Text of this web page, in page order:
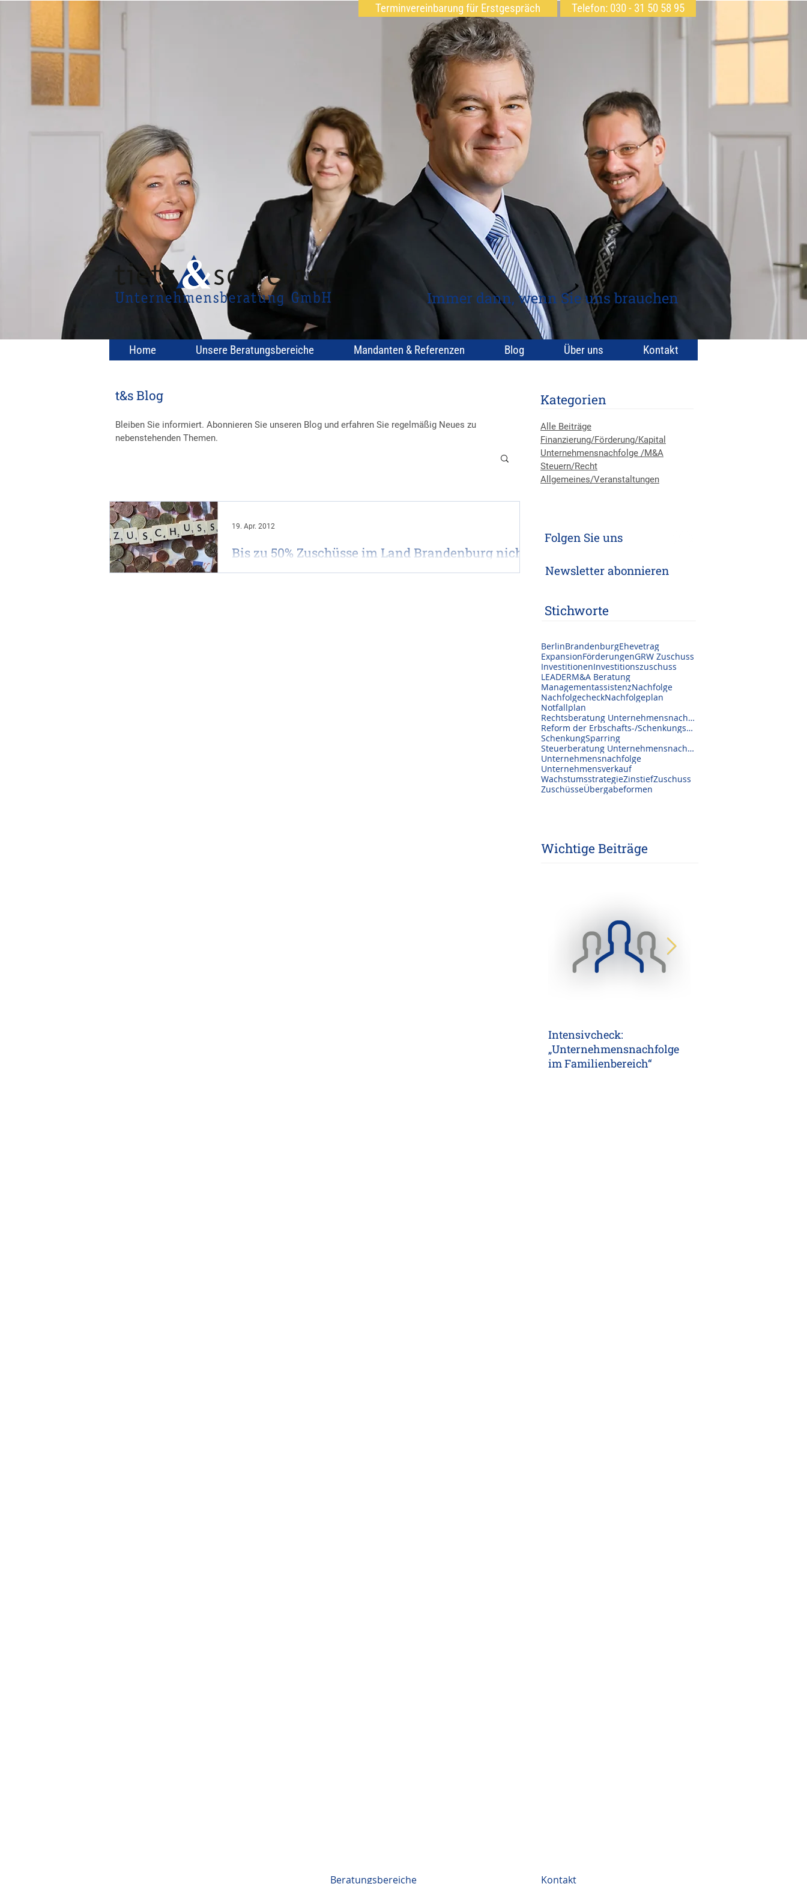
Terminvereinbarung für Erstgespräch
Immer dann, wenn Sie uns brauchen
Telefon: 030 - 31 50 58 95
Home Unsere Beratungsbereiche Mandanten & Referenzen Blog Über uns Kontakt
t&s Blog
Bleiben Sie informiert. Abonnieren Sie unseren Blog und erfahren Sie regelmäßig Neues zu
nebenstehenden Themen.
Bis zu 50% Zuschüsse im Land Brandenburg nicht
liegen lassen
19. Apr. 2012
Kategorien
Alle Beiträge
Finanzierung/Förderung/Kapital
Unternehmensnachfolge /M&A
Steuern/Recht
Allgemeines/Veranstaltungen
Folgen Sie uns
Newsletter abonnieren
Stichworte
BerlinBrandenburgEhevetrag
ExpansionFörderungenGRW Zuschuss
InvestitionenInvestitionszuschuss
LEADERM&A Beratung
ManagementassistenzNachfolge
NachfolgecheckNachfolgeplan
Notfallplan
Rechtsberatung Unternehmensnachfolge
Reform der Erbschafts-/Schenkungssteuer
SchenkungSparring
Steuerberatung Unternehmensnachfolge
Unternehmensnachfolge
Unternehmensverkauf
WachstumsstrategieZinstiefZuschuss
ZuschüsseÜbergabeformen
Wichtige Beiträge
Intensivcheck:
„Unternehmensnachfolge
im Familienbereich“
Beratungsbereiche Kontakt